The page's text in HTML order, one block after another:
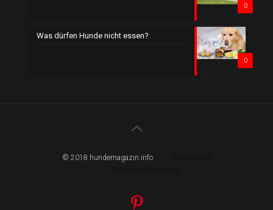
0
0
Was dürfen Hunde nicht essen?
© 2018 hundemagazin.info